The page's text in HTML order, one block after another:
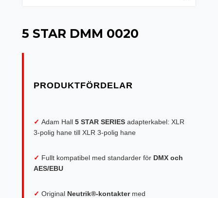
5 STAR DMM 0020
✓ Adam Hall 5 STAR SERIES adapterkabel: XLR
3-polig hane till XLR 3-polig hane
✓ Fullt kompatibel med standarder för DMX och
AES/EBU
✓ Original Neutrik®-kontaktermed